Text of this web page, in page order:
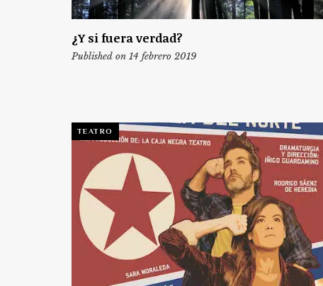
¿Y si fuera verdad?
Published on 14 febrero 2019
TEATRO